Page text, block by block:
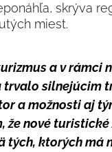
skrýva
miest.
a v rámci
trvalo silnejúcim
a možnosti aj
že nové
tých, ktorých má